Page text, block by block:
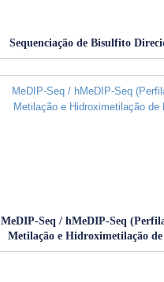
Sequenciação de Bisulfito
MeDIP‑Seq / hMeDIP‑Seq
Metilação e Hidroximetilação